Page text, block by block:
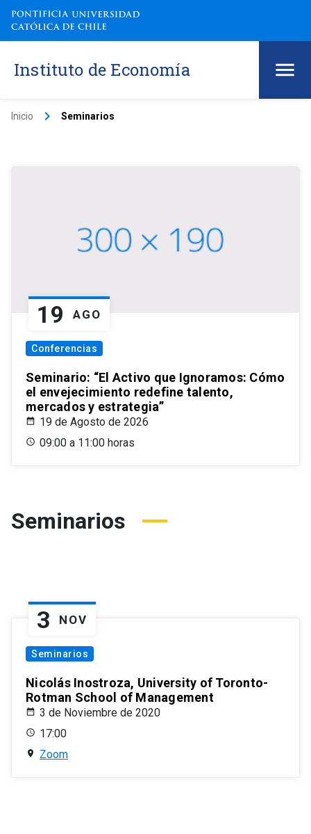
Instituto de Economía
Inicio keyboard_arrow_right Seminarios
19 AGO
Conferencias
Seminario: “El Activo que Ignoramos: Cómo
el envejecimiento redefine talento,
mercados y estrategia”
19 de Agosto de 2026
09:00 a 11:00 horas
Seminarios
3 NOV
Seminarios
Nicolás Inostroza, University of Toronto-
Rotman School of Management
3 de Noviembre de 2020
17:00
Zoom